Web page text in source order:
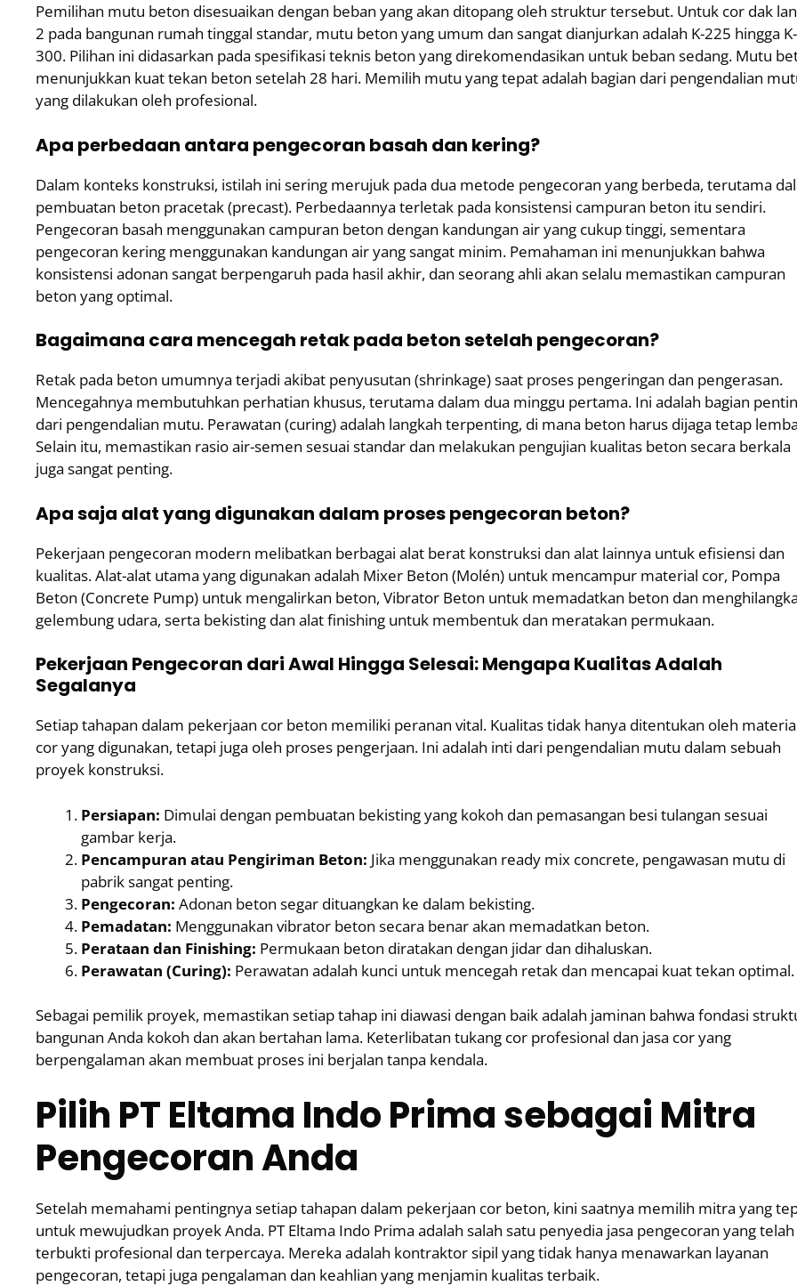
Pemilihan mutu beton disesuaikan dengan beban yang akan ditopang oleh struktur tersebut. Untuk cor dak
2 pada bangunan rumah tinggal standar, mutu beton yang umum dan sangat dianjurkan adalah K-225 hingga K-
300. Pilihan ini didasarkan pada spesifikasi teknis beton yang direkomendasikan untuk beban sedang. Mutu
menunjukkan kuat tekan beton setelah 28 hari. Memilih mutu yang tepat adalah bagian dari pengendalian
yang dilakukan oleh profesional.
Apa perbedaan antara pengecoran basah dan kering?
Dalam konteks konstruksi, istilah ini sering merujuk pada dua metode pengecoran yang berbeda, terutama
pembuatan beton pracetak (precast). Perbedaannya terletak pada konsistensi campuran beton itu sendiri.
Pengecoran basah menggunakan campuran beton dengan kandungan air yang cukup tinggi, sementara
pengecoran kering menggunakan kandungan air yang sangat minim. Pemahaman ini menunjukkan bahwa
konsistensi adonan sangat berpengaruh pada hasil akhir, dan seorang ahli akan selalu memastikan campuran
beton yang optimal.
Bagaimana cara mencegah retak pada beton setelah pengecoran?
Retak pada beton umumnya terjadi akibat penyusutan (shrinkage) saat proses pengeringan dan pengerasan.
Mencegahnya membutuhkan perhatian khusus, terutama dalam dua minggu pertama. Ini adalah bagian
dari pengendalian mutu. Perawatan (curing) adalah langkah terpenting, di mana beton harus dijaga tetap
Selain itu, memastikan rasio air-semen sesuai standar dan melakukan pengujian kualitas beton secara berkala
juga sangat penting.
Apa saja alat yang digunakan dalam proses pengecoran beton?
Pekerjaan pengecoran modern melibatkan berbagai alat berat konstruksi dan alat lainnya untuk efisiensi dan
kualitas. Alat-alat utama yang digunakan adalah Mixer Beton (Molén) untuk mencampur material cor, Pompa
Beton (Concrete Pump) untuk mengalirkan beton, Vibrator Beton untuk memadatkan beton dan
gelembung udara, serta bekisting dan alat finishing untuk membentuk dan meratakan permukaan.
Pekerjaan Pengecoran dari Awal Hingga Selesai: Mengapa Kualitas Adalah
Segalanya
Setiap tahapan dalam pekerjaan cor beton memiliki peranan vital. Kualitas tidak hanya ditentukan oleh
cor yang digunakan, tetapi juga oleh proses pengerjaan. Ini adalah inti dari pengendalian mutu dalam sebuah
proyek konstruksi.
Persiapan: Dimulai dengan pembuatan bekisting yang kokoh dan pemasangan besi tulangan sesuai
gambar kerja.
Pencampuran atau Pengiriman Beton: Jika menggunakan ready mix concrete, pengawasan mutu di
pabrik sangat penting.
Pengecoran: Adonan beton segar dituangkan ke dalam bekisting.
Pemadatan: Menggunakan vibrator beton secara benar akan memadatkan beton.
Perataan dan Finishing: Permukaan beton diratakan dengan jidar dan dihaluskan.
Perawatan (Curing): Perawatan adalah kunci untuk mencegah retak dan mencapai kuat tekan optimal.
Sebagai pemilik proyek, memastikan setiap tahap ini diawasi dengan baik adalah jaminan bahwa fondasi
bangunan Anda kokoh dan akan bertahan lama. Keterlibatan tukang cor profesional dan jasa cor yang
berpengalaman akan membuat proses ini berjalan tanpa kendala.
Pilih PT Eltama Indo Prima sebagai Mitra
Pengecoran Anda
Setelah memahami pentingnya setiap tahapan dalam pekerjaan cor beton, kini saatnya memilih mitra yang
untuk mewujudkan proyek Anda. PT Eltama Indo Prima adalah salah satu penyedia jasa pengecoran yang telah
terbukti profesional dan terpercaya. Mereka adalah kontraktor sipil yang tidak hanya menawarkan layanan
pengecoran, tetapi juga pengalaman dan keahlian yang menjamin kualitas terbaik.